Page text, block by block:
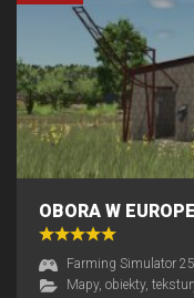
OBORA W
Farming Simulator 25
Mapy, obiekty,